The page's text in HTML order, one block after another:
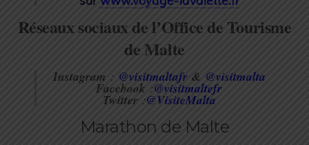
Réseaux sociaux de l’Office de Tourisme
de Malte
Instagram : @visitmaltafr & @visitmalta
Facebook :@visitmaltefr
Twitter:@VisiteMalta
Marathon de Malte